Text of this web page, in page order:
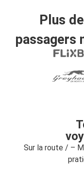
Plus
passagers
Sur la route / –